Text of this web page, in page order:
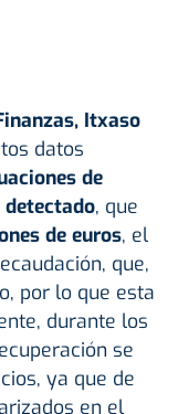
Itxaso
datos
de
, que
de euros, el
que,
por lo que esta
durante los
se
ya que de
en el